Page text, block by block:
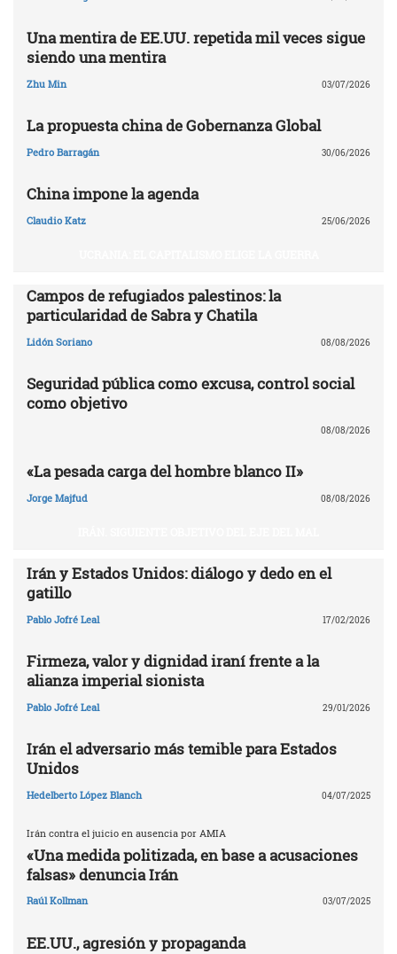
Una mentira de EE.UU. repetida mil veces sigue
siendo una mentira
Zhu Min 03/07/2026
La propuesta china de Gobernanza Global
Pedro Barragán 30/06/2026
China impone la agenda
Claudio Katz 25/06/2026
Campos de refugiados palestinos: la
particularidad de Sabra y Chatila
Lidón Soriano 08/08/2026
Seguridad pública como excusa, control social
como objetivo
08/08/2026
«La pesada carga del hombre blanco II»
Jorge Majfud 08/08/2026
Irán y Estados Unidos: diálogo y dedo en el
gatillo
Pablo Jofré Leal 17/02/2026
Firmeza, valor y dignidad iraní frente a la
alianza imperial sionista
Pablo Jofré Leal 29/01/2026
Irán el adversario más temible para Estados
Unidos
Hedelberto López Blanch 04/07/2025
Irán contra el juicio en ausencia por AMIA
«Una medida politizada, en base a acusaciones
falsas» denuncia Irán
Raúl Kollman 03/07/2025
EE.UU., agresión y propaganda